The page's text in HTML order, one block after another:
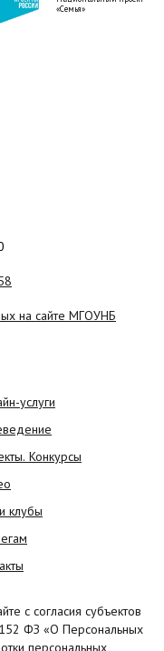
«Семья»
на сайте МГОУНБ
услуги
Конкурсы
клубы
с согласия субъектов
152 ФЗ «О Персональных
персональных